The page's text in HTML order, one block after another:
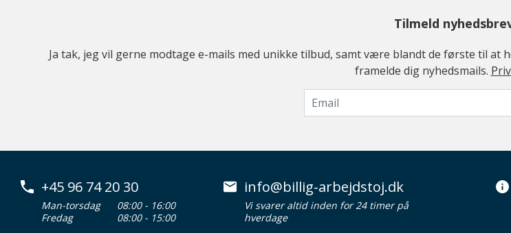
Tilmeld
Ja tak, jeg vil gerne modtage e-mails med unikke tilbud, samt være blandt de første til
framelde dig nyhedsmails.
+45 96 74 20 30
Man-torsdag
08:00 - 16:00
Fredag
08:00 - 15:00
info@billig-arbejdstoj.dk
Vi svarer altid inden for 24 timer på
hverdage